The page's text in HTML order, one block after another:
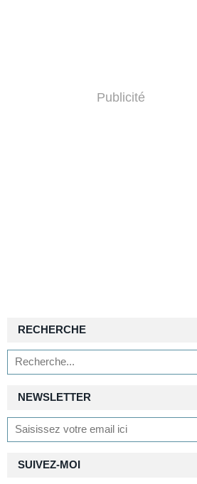
Publicité
NEWSLETTER
SUIVEZ-MOI
RECHERCHE